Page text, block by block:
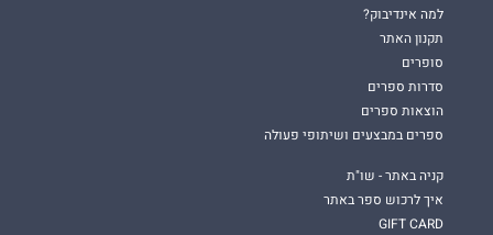
למה אינדיבוק?
תקנון האתר
סופרים
סדרות ספרים
הוצאות ספרים
ספרים במבצעים ושיתופי פעולה
קניה באתר - שו"ת
איך לרכוש ספר באתר
GIFT CARD